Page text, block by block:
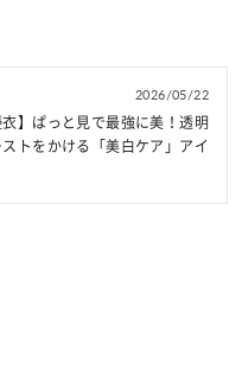
2026/05/22
衣】ぱっと見で最強に美！透明
トをかける「美白ケア」アイ